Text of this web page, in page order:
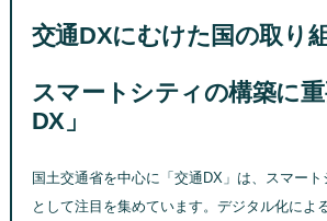
交通DXにむけた国の取り
スマートシティの構築に
DX」
国土交通省を中心に「交通DX」は、スマー
として注目を集めています。デジタル化によ